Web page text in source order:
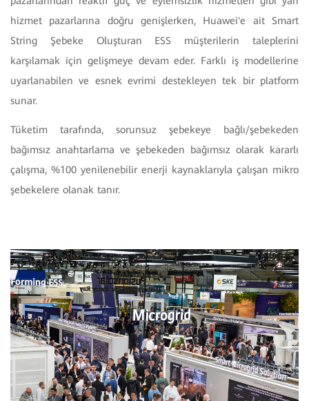
hizmet pazarlarına doğru genişlerken, Huawei'e ait Smart
String Şebeke Oluşturan ESS müşterilerin taleplerini
karşılamak için gelişmeye devam eder. Farklı iş modellerine
uyarlanabilen ve esnek evrimi destekleyen tek bir platform
sunar.
Tüketim tarafında, sorunsuz şebekeye bağlı/şebekeden
bağımsız anahtarlama ve şebekeden bağımsız olarak kararlı
çalışma, %100 yenilenebilir enerji kaynaklarıyla çalışan mikro
şebekelere olanak tanır.